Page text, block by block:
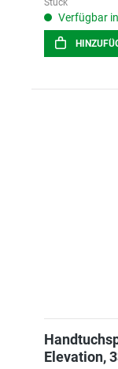
Stück
Verfügbar
Elevation,